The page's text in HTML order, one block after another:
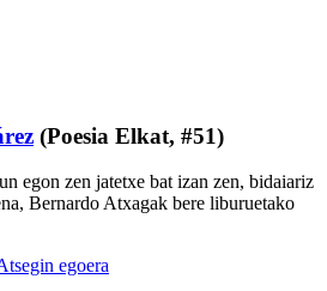
(Poesia Elkat, #51)
egon zen jatetxe bat izan zen, bidaiariz
Bernardo Atxagak bere liburuetako
egoera